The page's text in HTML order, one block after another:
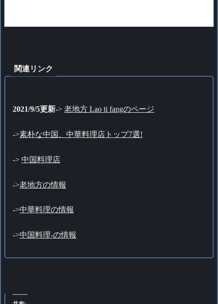
関連リンク
2021/9/5更新-> 老地方 Lao ti fangのページ
->素朴な中国、中華料理店トップ7選!
-> 中国料理店
->老地方の情報
->中華料理の情報
->中国料理-の情報